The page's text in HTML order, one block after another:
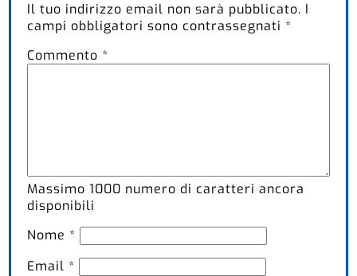
Il tuo indirizzo email non sarà pubblicato. I
campi obbligatori sono contrassegnati *
Commento *
Massimo1000 numero di caratteri ancora
disponibili
Nome *
Email *